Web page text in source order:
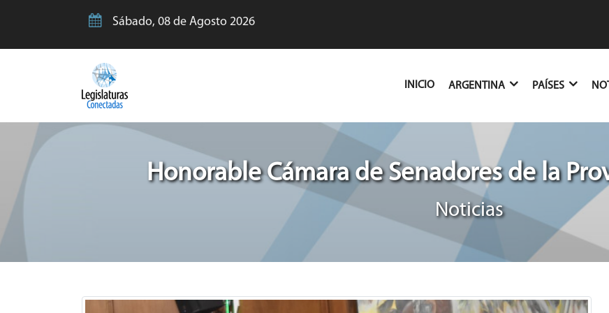
Sábado, 08 de Agosto 2026
INICIO(CURRENT)
ARGENTINA PAÍSES
Honorable Cámara de Senadores de la
Noticias